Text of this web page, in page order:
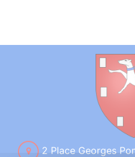
2 Place Georges